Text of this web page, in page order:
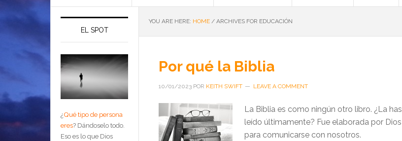
YOU ARE HERE: HOME / ARCHIVES FOR EDUCACIÓN
Por qué la Biblia
10/01/2023 POR KEITH SWIFT LEAVE A COMMENT
La Biblia es como ningún otro libro. ¿La has
leído últimamente? Fue elaborada por Dios
para comunicarse con nosotros.
EL SPOT
¿Qué tipo de persona
eres? Dándoselo todo.
Eso es lo que Dios